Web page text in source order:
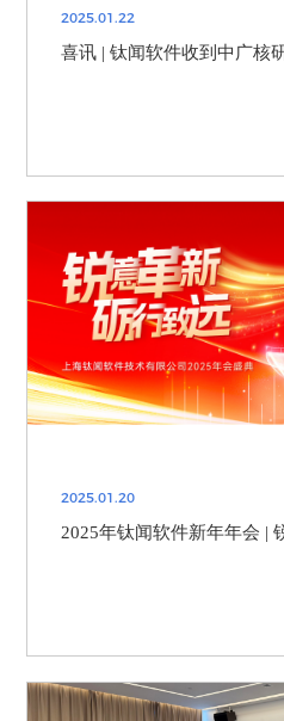
2025.01.22
喜讯 | 钛闻软件收到中广核
2025.01.20
2025年钛闻软件新年年会 |